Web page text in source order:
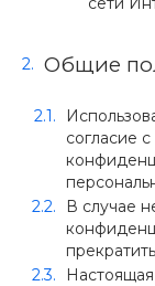
Общие
согласие
В случае